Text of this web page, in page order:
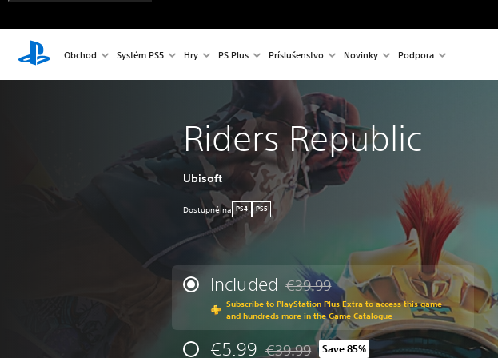
Obchod Systém PS5 Hry PS Plus Príslušenstvo Novinky Podpora
Riders Republic
Ubisoft
Dostupné na PS4 PS5
Included Discounted from original price of €39.99
€39.99
Subscribe to PlayStation Plus Extra to access this game
and hundreds more in the Game Catalogue
€5.99 €39.99 Save 85%